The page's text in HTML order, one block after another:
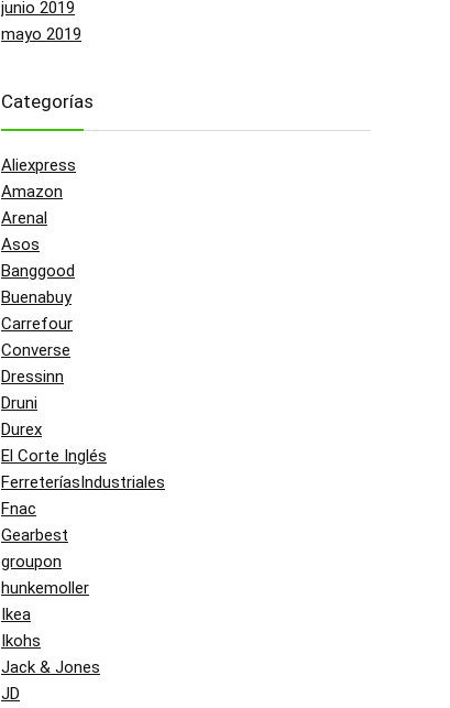
junio 2019
mayo 2019
Categorías
Aliexpress
Amazon
Arenal
Asos
Banggood
Buenabuy
Carrefour
Converse
Dressinn
Druni
Durex
El Corte Inglés
FerreteríasIndustriales
Fnac
Gearbest
groupon
hunkemoller
Ikea
Ikohs
Jack & Jones
JD